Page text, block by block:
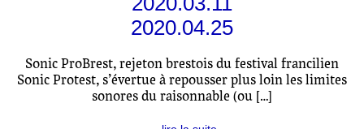
2020.04.25
Sonic ProBrest, rejeton brestois du festival francilien
Sonic Protest, s’évertue à repousser plus loin les limites
sonores du raisonnable (ou […]